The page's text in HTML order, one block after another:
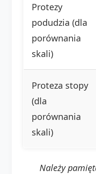
Protezy
podudzia (dla
porównania
skali)
Proteza stopy
(dla
porównania
skali)
Należy